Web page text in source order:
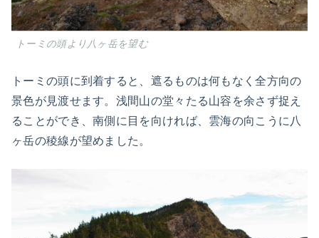
トーミの頭より八ヶ岳を望む
トーミの頭に到着すると、遮るものは何もなく全方向の
景色が見渡せます。浅間山の堂々たる山容を余さず捉え
ることができ、南側に目を向ければ、雲海の向こうに八
ヶ岳の稜線が望めました。